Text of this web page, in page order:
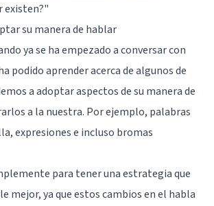
existen?"
su manera de hablar
ya se ha empezado a conversar con
podido aprender acerca de algunos de
a adoptar aspectos de su manera de
a la nuestra. Por ejemplo, palabras
expresiones e incluso bromas
para tener una estrategia que
mejor, ya que estos cambios en el habla